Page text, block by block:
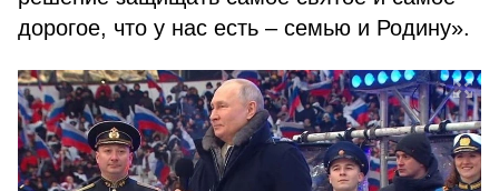
дорогое, что у нас есть – семью и Родину».